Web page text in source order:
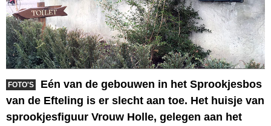
FOTO'S
Eén van de gebouwen in het Sprookjesbos
van de Efteling is er slecht aan toe. Het huisje van
sprookjesfiguur Vrouw Holle, gelegen aan het